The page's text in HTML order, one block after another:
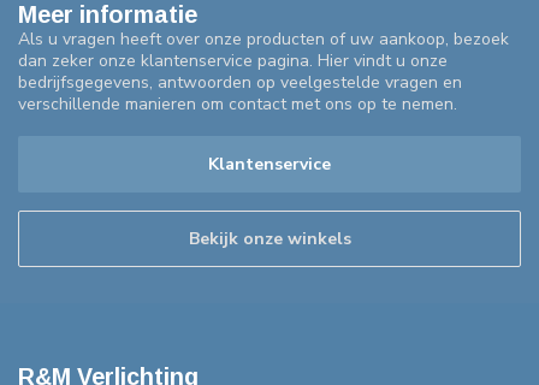
Meer informatie
Als u vragen heeft over onze producten of uw aankoop, bezoek
dan zeker onze klantenservice pagina. Hier vindt u onze
bedrijfsgegevens, antwoorden op veelgestelde vragen en
verschillende manieren om contact met ons op te nemen.
Klantenservice
Bekijk onze winkels
R&M Verlichting